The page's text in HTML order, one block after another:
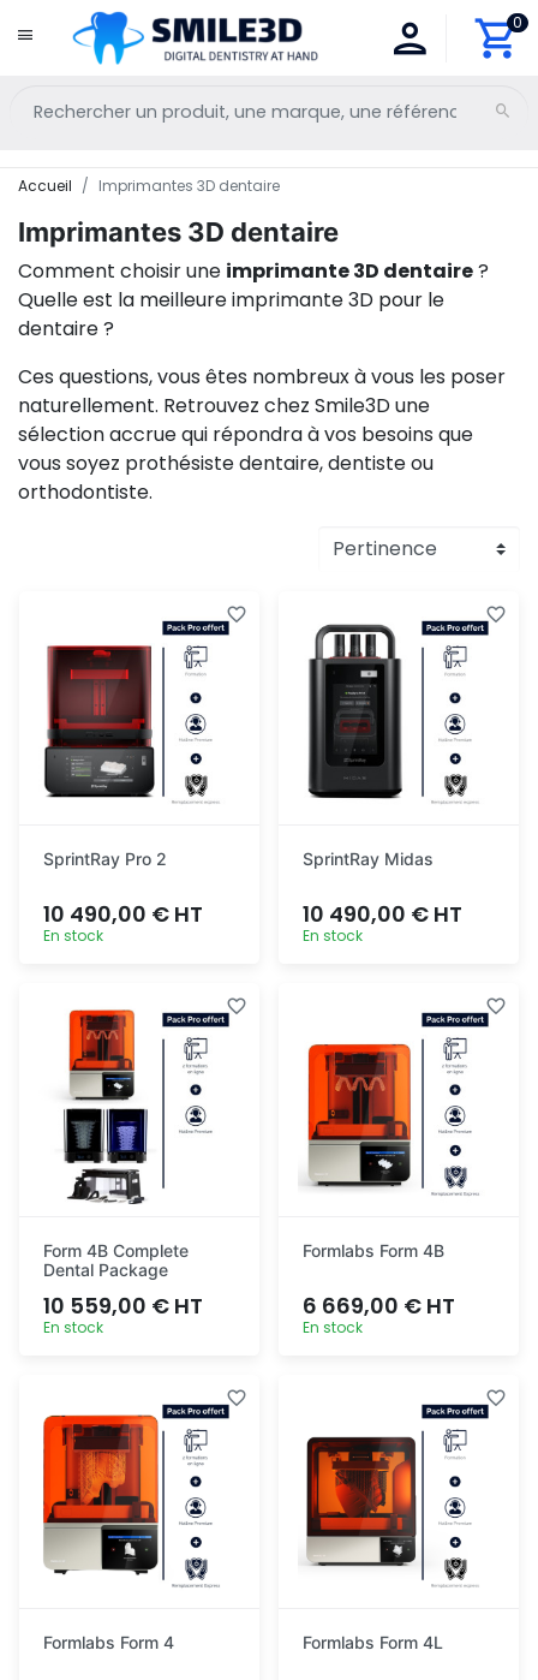
0
Accueil Imprimantes 3D dentaire
Imprimantes 3D dentaire
Comment choisir une imprimante 3D dentaire?
Quelle est la meilleure imprimante 3D pour le
dentaire ?
Ces questions, vous êtes nombreux à vous les poser
naturellement. Retrouvez chez Smile3D une
sélection accrue qui répondra à vos besoins que
vous soyez prothésiste dentaire, dentiste ou
orthodontiste.
SprintRay Pro 2
10 490,00 € HT
En stock
rapide
SprintRay Midas
10 490,00 € HT
En stock
rapide
Form 4B Complete
Dental Package
10 559,00 € HT
En stock
rapide
Formlabs Form 4B
6 669,00 € HT
En stock
rapide
Formlabs Form 4 Formlabs Form 4L